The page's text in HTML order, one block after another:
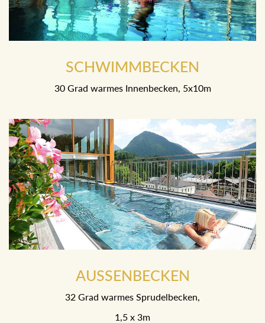
SCHWIMMBECKEN
30 Grad warmes Innenbecken, 5x10m
AUSSENBECKEN
32 Grad warmes Sprudelbecken,
1,5 x 3m